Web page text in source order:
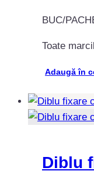
BUC/
Toate
Adaugă în
Diblu